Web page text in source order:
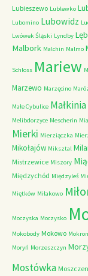
Lubieszewo Lublewko
Lubomino Lubowidz
Lwówek Śląski Lyndby
Malbork Malchin Malmo
Schloss Mariew
Marzewo Marzęcino
Małe Cybulice Małkinia
Melibdorzyce Mescherin
Mierki Mierziączka
Mikołajów Miksztal
Mistrzewice Miszory
Międzychód Międzyleś
Miętków Miłakowo
Moczyska Moczysko
Mokobody Mokowo
Moryń Morzeszczyn
Mostówka